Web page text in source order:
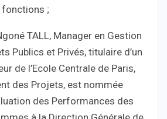
fonctions ;
TALL, Manager en Gestion
Publics et Privés, titulaire d’un
de l’Ecole Centrale de Paris,
des Projets, est nommée
des Performances des